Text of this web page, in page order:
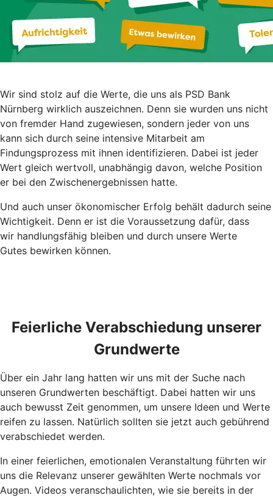
Wir sind stolz auf die Werte, die uns als PSD Bank
Nürnberg wirklich auszeichnen. Denn sie wurden uns nicht
von fremder Hand zugewiesen, sondern jeder von uns
kann sich durch seine intensive Mitarbeit am
Findungsprozess mit ihnen identifizieren. Dabei ist jeder
Wert gleich wertvoll, unabhängig davon, welche Position
er bei den Zwischenergebnissen hatte.
Und auch unser ökonomischer Erfolg behält dadurch seine
Wichtigkeit. Denn er ist die Voraussetzung dafür, dass
wir handlungsfähig bleiben und durch unsere Werte
Gutes bewirken können.
Feierliche Verabschiedung unserer
Grundwerte
Über ein Jahr lang hatten wir uns mit der Suche nach
unseren Grundwerten beschäftigt. Dabei hatten wir uns
auch bewusst Zeit genommen, um unsere Ideen und Werte
reifen zu lassen. Natürlich sollten sie jetzt auch gebührend
verabschiedet werden.
In einer feierlichen, emotionalen Veranstaltung führten wir
uns die Relevanz unserer gewählten Werte nochmals vor
Augen. Videos veranschaulichten, wie sie bereits in der